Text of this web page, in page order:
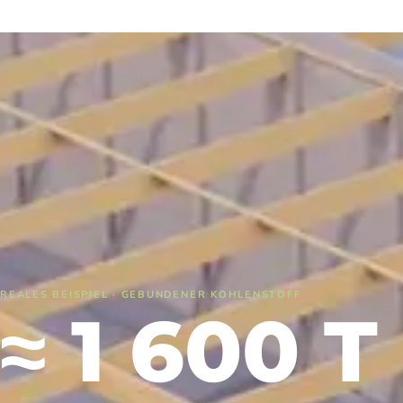
REALES BEISPIEL · GEBUNDENER KOHLENSTOFF
≈ 1 600 T